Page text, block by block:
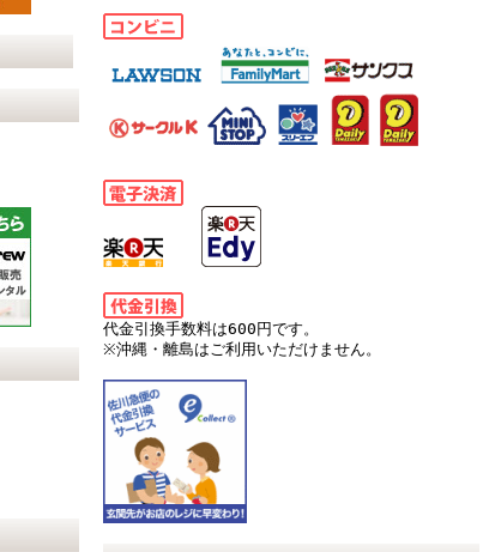
代金引換手数料は600円です。
※沖縄・離島はご利用いただけません。